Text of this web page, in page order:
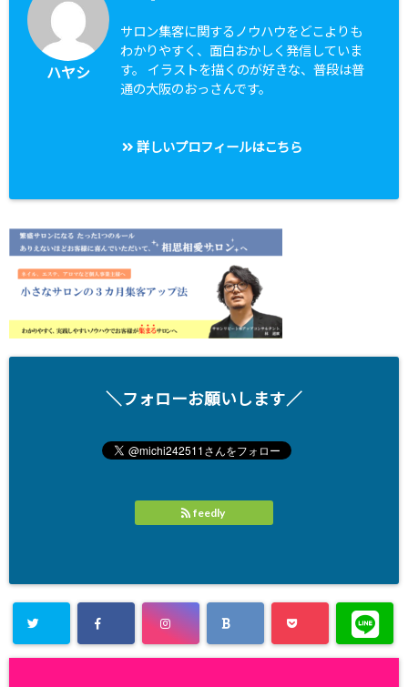
ハヤシ
サロン集客に関するノウハウをどこよりも
わかりやすく、面白おかしく発信していま
す。 イラストを描くのが好きな、普段は普
通の大阪のおっさんです。
詳しいプロフィールはこちら
＼フォローお願いします／
feedly